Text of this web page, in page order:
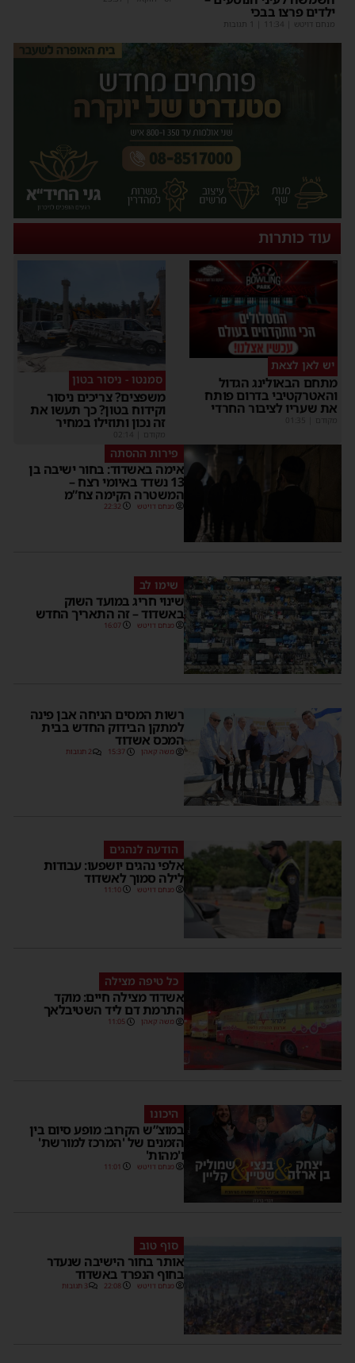
ילדים פרצו בבכי
מנחם דויטש 11:34
עוד כותרות
יש לאן לצאת
מתחם הבאולינג הגדול
והאטרקטיבי בדרום פותח
את שעריו לציבור החרדי
מקודם
סמנטו - ניסור בטון
משפצים? צריכים ניסור
וקידוח בטון? כך תעשו את
זה נכון ותוזילו במחיר
מקודם
פירות ההסתה
אימה באשדוד: בחור ישיבה בן
13 נשדד באיומי רצח –
המשטרה הקימה צח”מ
מנחם דויטש 22:32
שימו לב
שינוי חריג במועד השוק
באשדוד – זה התאריך החדש
מנחם דויטש 16:07
רשות המסים הניחה אבן פינה
למתקן הבידוק החדש בבית
המכס אשדוד
משה קאהן 15:37 2 תגובות
הודעה לנהגים
אלפי נהגים יושפעו: עבודות
לילה סמוך לאשדוד
מנחם דויטש 11:10
כל טיפה מצילה
אשדוד מצילה חיים: מוקד
התרמת דם ליד השטיבלאך
משה קאהן 11:05
היכונו
במוצ”ש הקרוב: מופע סיום בין
הזמנים של 'המרכז למורשת'
ו'מהות'
מנחם דויטש 11:01
סוף טוב
אותר בחור הישיבה שנעדר
בחוף הנפרד באשדוד
מנחם דויטש 22:08 3 תגובות